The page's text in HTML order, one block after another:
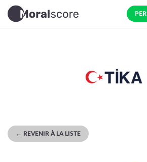
← REVENIR À LA LISTE